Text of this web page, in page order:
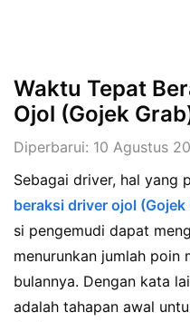
Waktu Tepat
Ojol (Gojek
Diperbarui: 10 Agustus
Sebagai driver, hal yang
beraksi driver ojol (Gojek
si pengemudi dapat
menurunkan jumlah poin
bulannya. Dengan kata
adalah tahapan awal